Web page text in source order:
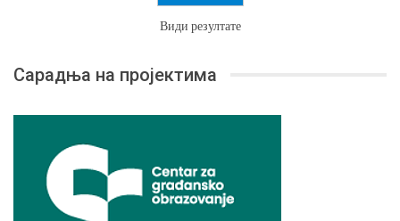
Види резултате
Сарадња на пројектима